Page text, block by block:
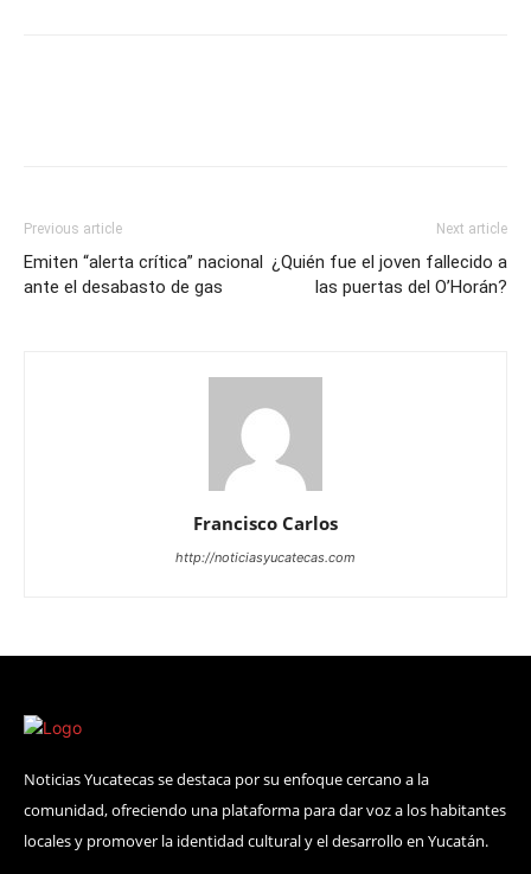
Previous article
Emiten “alerta crítica” nacional
ante el desabasto de gas
Next article
¿Quién fue el joven fallecido a
las puertas del O’Horán?
Francisco Carlos
http://noticiasyucatecas.com
Noticias Yucatecas se destaca por su enfoque cercano a la
comunidad, ofreciendo una plataforma para dar voz a los habitantes
locales y promover la identidad cultural y el desarrollo en Yucatán.